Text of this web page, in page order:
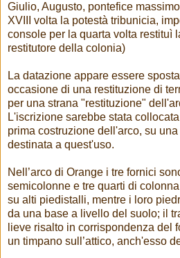
Giulio, Augusto, pontefice
XVIII volta la potestà tribunicia,
console per la quarta volta restituì
restitutore della colonia)
La datazione appare essere
occasione di una restituzione di
per una strana "restituzione"
L'iscrizione sarebbe stata
prima costruzione dell'arco, su
destinata a quest'uso.
Nell’arco di Orange i tre fornici
semicolonne e tre quarti di
su alti piedistalli, mentre i loro
da una base a livello del suolo; il
lieve risalto in corrispondenza del
un timpano sull’attico, anch'esso